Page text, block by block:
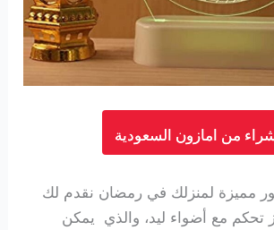
من امازون السعودية
مميزة لمنزلك في رمضان نقدم لك
تحكم مع أضواء ليد، والذي يمكن